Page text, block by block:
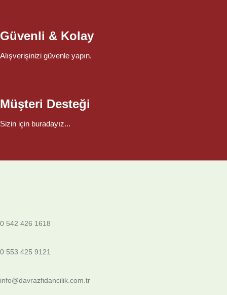
Güvenli & Kolay
Alışverişinizi güvenle yapın.
Müşteri Desteği
Sizin için buradayız...
0 542 426 1618
0 553 425 9121
info@davrazfidancilik.com.tr